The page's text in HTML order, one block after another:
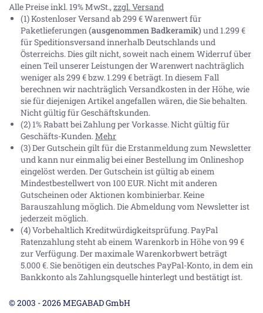
Alle Preise inkl. 19% MwSt., zzgl. Versand
(1) Kostenloser Versand ab 299 € Warenwert für
Paketlieferungen(ausgenommen Badkeramik) und 1.299 €
für Speditionsversand innerhalb Deutschlands und
Österreichs. Dies gilt nicht, soweit nach einem Widerruf über
einen Teil unserer Leistungen der Warenwert nachträglich
weniger als 299 € bzw. 1.299 € beträgt. In diesem Fall
berechnen wir nachträglich Versandkosten in der Höhe, wie
sie für diejenigen Artikel angefallen wären, die Sie behalten.
Nicht gültig für Geschäftskunden.
(2) 1% Rabatt bei Zahlung per Vorkasse. Nicht gültig für
Geschäfts-Kunden.Mehr
(3) Der Gutschein gilt für die Erstanmeldung zum Newsletter
und kann nur einmalig bei einer Bestellung im Onlineshop
eingelöst werden. Der Gutschein ist gültig ab einem
Mindestbestellwert von 100 EUR. Nicht mit anderen
Gutscheinen oder Aktionen kombinierbar. Keine
Barauszahlung möglich. Die Abmeldung vom Newsletter ist
jederzeit möglich.
(4) Vorbehaltlich Kreditwürdigkeitsprüfung. PayPal
Ratenzahlung steht ab einem Warenkorb in Höhe von99 €
zur Verfügung. Der maximale Warenkorbwert beträgt
5.000 €. Sie benötigen ein deutsches PayPal-Konto, in dem ein
Bankkonto als Zahlungsquelle hinterlegt und bestätigt ist.
© 2003 - 2026 MEGABAD GmbH